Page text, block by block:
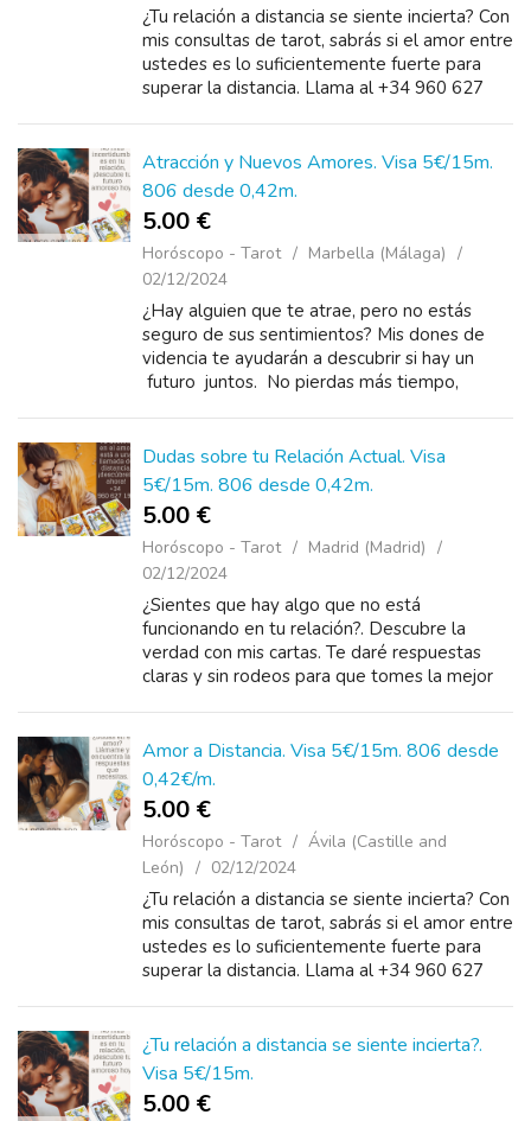
¿Tu relación a distancia se siente incierta? Con
mis consultas de tarot, sabrás si el amor entre
ustedes es lo suficientemente fuerte para
superar la distancia. Llama al +34 960 627
Atracción y Nuevos Amores. Visa 5€/15m.
806 desde 0,42m.
5.00 €
Horóscopo - Tarot
Marbella (Málaga)
02/12/2024
¿Hay alguien que te atrae, pero no estás
seguro de sus sentimientos? Mis dones de
videncia te ayudarán a descubrir si hay un
futuro juntos. No pierdas más tiempo,
Dudas sobre tu Relación Actual. Visa
5€/15m. 806 desde 0,42m.
5.00 €
Horóscopo - Tarot
Madrid (Madrid)
02/12/2024
¿Sientes que hay algo que no está
funcionando en tu relación?. Descubre la
verdad con mis cartas. Te daré respuestas
claras y sin rodeos para que tomes la mejor
Amor a Distancia. Visa 5€/15m. 806 desde
0,42€/m.
5.00 €
Horóscopo - Tarot
Ávila (Castille and
León)
02/12/2024
¿Tu relación a distancia se siente incierta? Con
mis consultas de tarot, sabrás si el amor entre
ustedes es lo suficientemente fuerte para
superar la distancia. Llama al +34 960 627
¿Tu relación a distancia se siente incierta?.
Visa 5€/15m.
5.00 €